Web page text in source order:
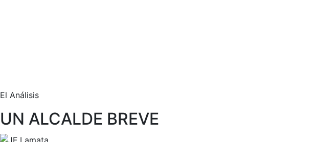
El Análisis
UN ALCALDE BREVE